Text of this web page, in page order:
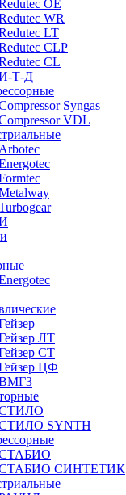
OE
WR
LT
CLP
CL
Т-Д
Syngas
VDL
Arbotec
ЛТ
СТ
ЦФ
SYNTH
СИНТЕТИК